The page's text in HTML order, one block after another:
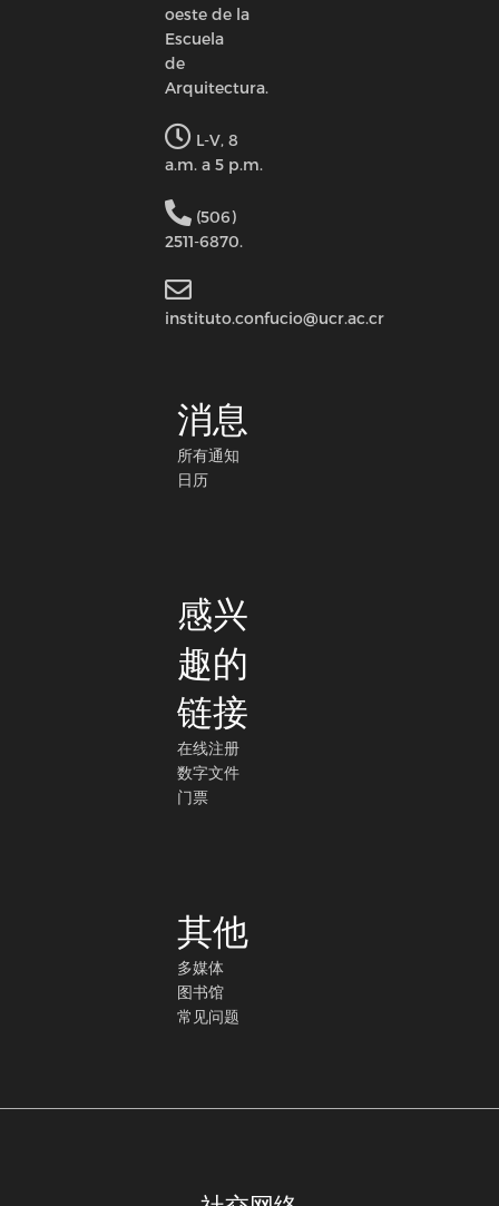
oeste de la
Escuela
de
Arquitectura.
L-V, 8
a.m. a 5 p.m.
(506)
2511-6870.
instituto.confucio@ucr.ac.cr
消息
所有通知
日历
感兴
趣的
链接
在线注册
数字文件
门票
其他
多媒体
图书馆
常见问题